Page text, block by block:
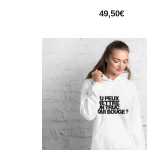
49,50€